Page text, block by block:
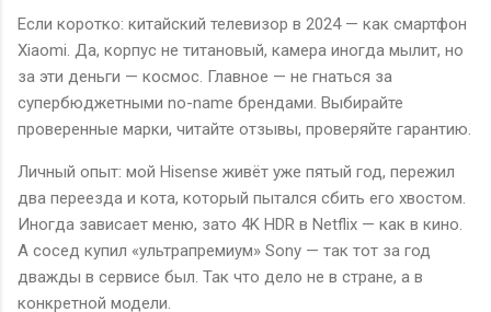
Если коротко: китайский телевизор в 2024 — как смартфон
Xiaomi. Да, корпус не титановый, камера иногда мылит, но
за эти деньги — космос. Главное — не гнаться за
супербюджетными no-name брендами. Выбирайте
проверенные марки, читайте отзывы, проверяйте гарантию.
Личный опыт: мой Hisense живёт уже пятый год, пережил
два переезда и кота, который пытался сбить его хвостом.
Иногда зависает меню, зато 4K HDR в Netflix — как в кино.
А сосед купил «ультрапремиум» Sony — так тот за год
дважды в сервисе был. Так что дело не в стране, а в
конкретной модели.